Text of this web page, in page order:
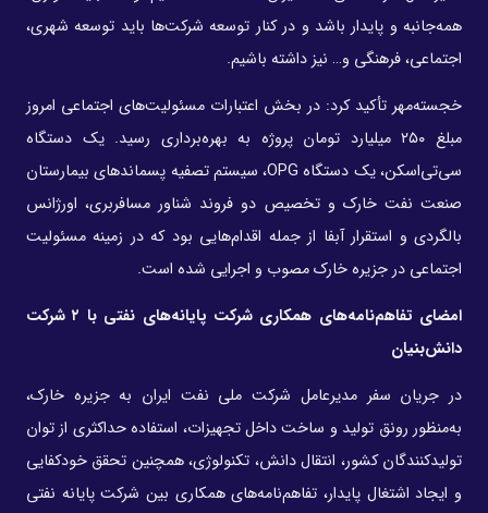
همه‌جانبه و پایدار باشد و در کنار توسعه شرکت‌ها باید توسعه شهری،
اجتماعی، فرهنگی و… نیز داشته باشیم.
خجسته‌مهر تأکید کرد: در بخش اعتبارات مسئولیت‌های اجتماعی امروز
مبلغ ۲۵۰ میلیارد تومان پروژه به بهره‌برداری رسید. یک دستگاه
سی‌تی‌اسکن، یک دستگاه OPG، سیستم تصفیه پسماندهای بیمارستان
صنعت نفت خارک و تخصیص دو فروند شناور مسافربری، اورژانس
بالگردی و استقرار آبفا از جمله اقدام‌هایی بود که در زمینه مسئولیت‌
اجتماعی در جزیره خارک مصوب و اجرایی شده است.
امضای تفاهم‌نامه‌های همکاری شرکت‌ پایانه‌های نفتی با ۲ شرکت
دانش‌بنیان
در جریان سفر مدیرعامل شرکت ملی نفت ایران به جزیره خارک،
به‌منظور رونق تولید و ساخت داخل تجهیزات، استفاده حداکثری از توان
تولیدکنندگان کشور، انتقال دانش، تکنولوژی، همچنین تحقق خودکفایی
و ایجاد اشتغال پایدار، تفاهم‌نامه‌های همکاری بین شرکت پایانه نفتی